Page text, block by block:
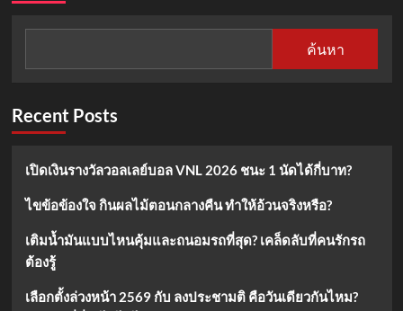
ทอง
มิถุนายน
ค้นหา
Recent Posts
เปิดเงินรางวัลวอลเลย์บอล VNL 2026 ชนะ 1 นัดได้กี่บาท?
ไขข้อข้องใจ กินผลไม้ตอนกลางคืน ทำให้อ้วนจริงหรือ?
เติมน้ำมันแบบไหนคุ้มและถนอมรถที่สุด? เคล็ดลับที่คนรักรถ
ต้องรู้
เลือกตั้งล่วงหน้า 2569 กับ ลงประชามติ คือวันเดียวกันไหม?